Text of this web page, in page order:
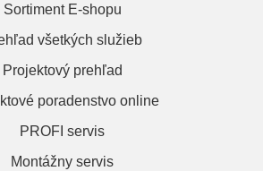
Sortiment E-shopu
všetkých služieb
Projektový prehľad
poradenstvo online
PROFI servis
Montážny servis